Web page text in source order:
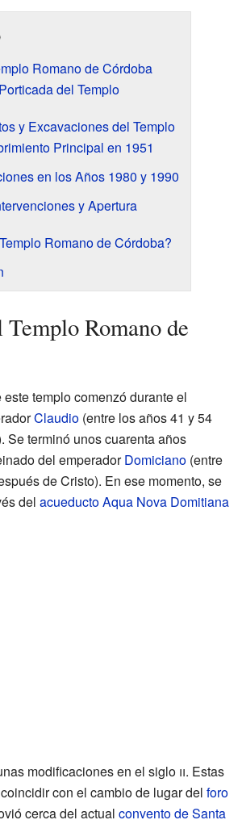
Romano de Córdoba
del Templo
y Excavaciones del Templo
Principal en 1951
en los Años 1980 y 1990
y Apertura
Romano de Córdoba?
Romano de
templo comenzó durante el
Claudio (entre los años 41 y 54
Se terminó unos cuarenta años
del emperadorDomiciano (entre
de Cristo). En ese momento, se
del acueducto Aqua Nova Domitiana
modificaciones en el siglo ii. Estas
con el cambio de lugar del foro
cerca del actual convento de Santa